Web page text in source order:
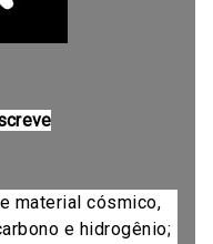
material cósmico,
e hidrogênio;